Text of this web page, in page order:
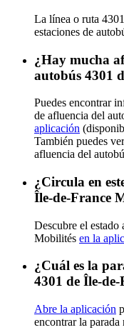
La línea o ruta
estaciones de
¿Hay mucha
autobús 4301
Puedes encontrar
de afluencia del
aplicación
También puedes
afluencia del
¿Circula en
Île-de-France
Descubre el estado
Mobilités en la
¿Cuál es la
4301 de Île-
Abre la aplicación
encontrar la parada